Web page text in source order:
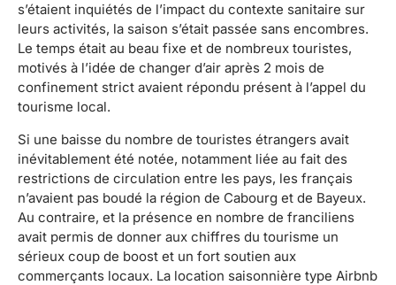
s’étaient inquiétés de l’impact du contexte sanitaire sur
leurs activités, la saison s’était passée sans encombres.
Le temps était au beau fixe et de nombreux touristes,
motivés à l’idée de changer d’air après 2 mois de
confinement strict avaient répondu présent à l’appel du
tourisme local.
Si une baisse du nombre de touristes étrangers avait
inévitablement été notée, notamment liée au fait des
restrictions de circulation entre les pays, les français
n’avaient pas boudé la région de Cabourg et de Bayeux.
Au contraire, et la présence en nombre de franciliens
avait permis de donner aux chiffres du tourisme un
sérieux coup de boost et un fort soutien aux
commerçants locaux. La location saisonnière type Airbnb